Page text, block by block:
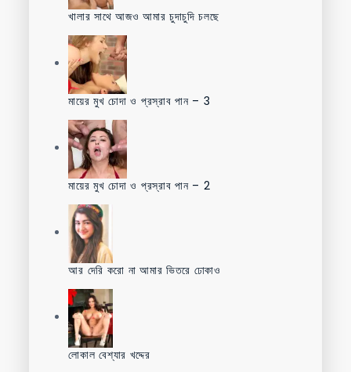
খালার সাথে আজও আমার চুদাচুদি চলছে
মায়ের মুখ চোদা ও প্রস্রাব পান – 3
মায়ের মুখ চোদা ও প্রস্রাব পান – 2
আর দেরি করো না আমার ভিতরে ঢোকাও
লোকাল বেশ্যার খদ্দের